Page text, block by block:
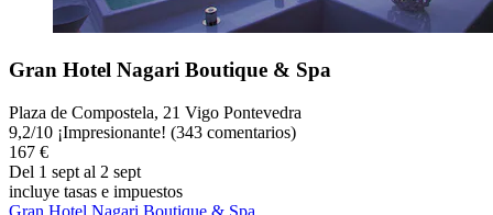
Gran Hotel Nagari Boutique & Spa
Plaza de Compostela, 21 Vigo Pontevedra
9,2/10 ¡Impresionante! (343 comentarios)
167 €
Del 1 sept al 2 sept
incluye tasas e impuestos
Gran Hotel Nagari Boutique & Spa